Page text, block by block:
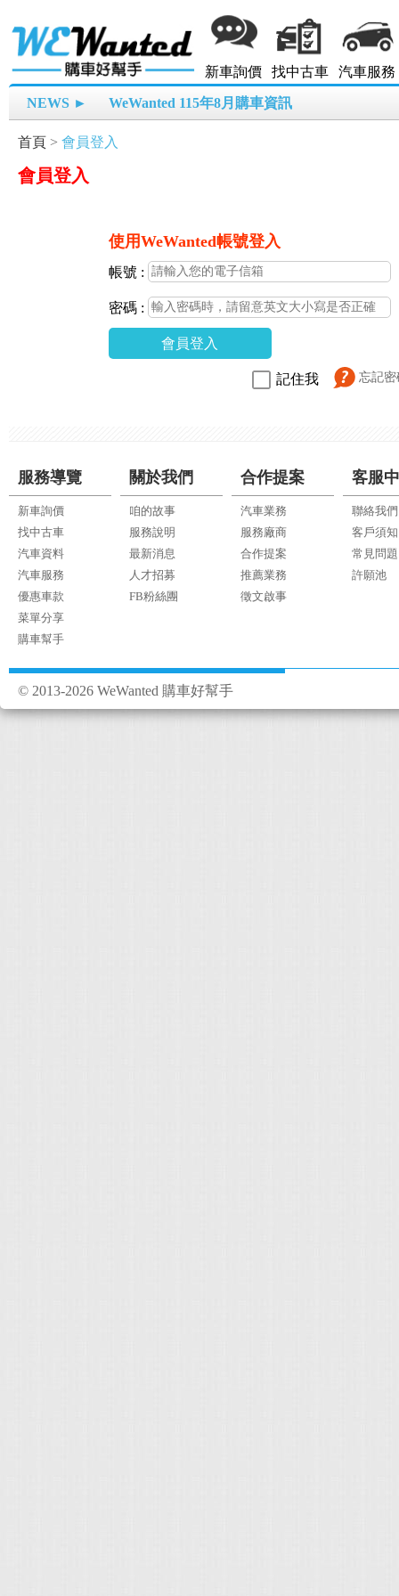
新車詢價 找中古車 汽車服務
NEWS ► WeWanted 115年8月購車資訊
首頁 > 會員登入
會員登入
使用WeWanted帳號登入
帳號 :
密碼 :
會員登入
忘記密
記住我
服務導覽
新車詢價
找中古車
汽車資料
汽車服務
優惠車款
菜單分享
購車幫手
關於我們
咱的故事
服務說明
最新消息
人才招募
FB粉絲團
合作提案
汽車業務
服務廠商
合作提案
推薦業務
徵文啟事
客服
聯絡我們
客戶須知
常見問題
許願池
© 2013-2026 WeWanted 購車好幫手